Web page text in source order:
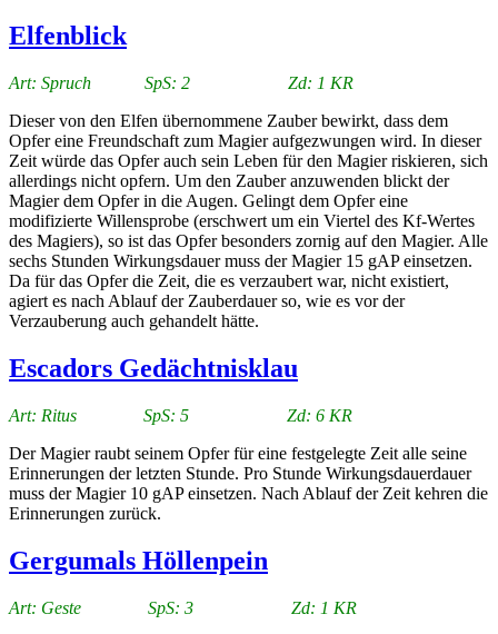
Elfenblick
Art: Spruch SpS: 2 Zd: 1 KR
Dieser von den Elfen übernommene Zauber bewirkt, dass dem
Opfer eine Freundschaft zum Magier aufgezwungen wird. In dieser
Zeit würde das Opfer auch sein Leben für den Magier riskieren, sich
allerdings nicht opfern. Um den Zauber anzuwenden blickt der
Magier dem Opfer in die Augen. Gelingt dem Opfer eine
modifizierte Willensprobe (erschwert um ein Viertel des Kf-Wertes
des Magiers), so ist das Opfer besonders zornig auf den Magier. Alle
sechs Stunden Wirkungsdauer muss der Magier 15 gAP einsetzen.
Da für das Opfer die Zeit, die es verzaubert war, nicht existiert,
agiert es nach Ablauf der Zauberdauer so, wie es vor der
Verzauberung auch gehandelt hätte.
Escadors Gedächtnisklau
Art: Ritus SpS: 5 Zd: 6 KR
Der Magier raubt seinem Opfer für eine festgelegte Zeit alle seine
Erinnerungen der letzten Stunde. Pro Stunde Wirkungsdauerdauer
muss der Magier 10 gAP einsetzen. Nach Ablauf der Zeit kehren die
Erinnerungen zurück.
Gergumals Höllenpein
Art: Geste SpS: 3 Zd: 1 KR